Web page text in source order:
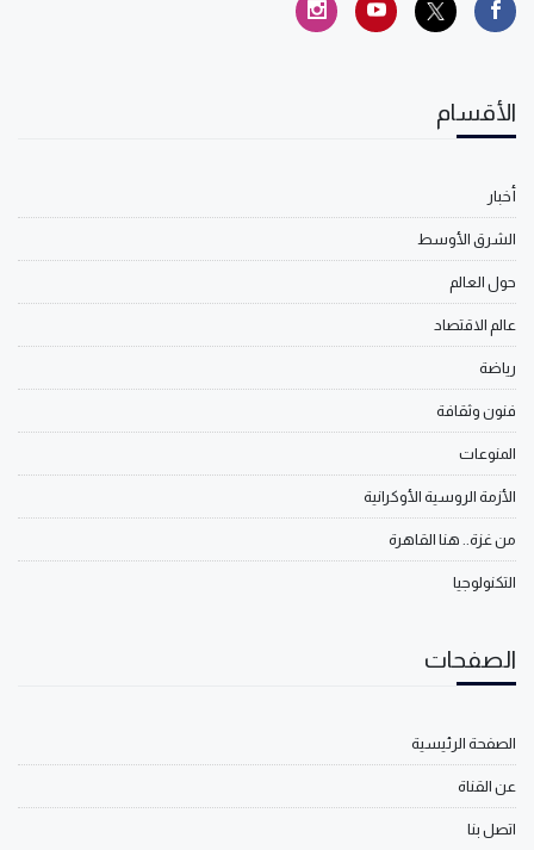
الأقسام
أخبار
الشرق الأوسط
حول العالم
عالم الاقتصاد
رياضة
فنون وثقافة
المنوعات
الأزمة الروسية الأوكرانية
من غزة.. هنا القاهرة
التكنولوجيا
الصفحات
الصفحة الرئيسية
عن القناة
اتصل بنا